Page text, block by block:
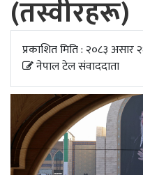
अपडेट
खेलकुद
स्वास्थ्य/
जिबनशैली
(तस्वीरहरू)
प्रकाशित मिति : २०८३ असार
नेपाल टेल संवाददाता